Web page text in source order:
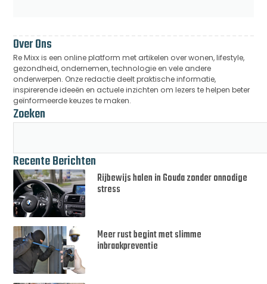
Over Ons
Re Mixx is een online platform met artikelen over wonen, lifestyle,
gezondheid, ondernemen, technologie en vele andere
onderwerpen. Onze redactie deelt praktische informatie,
inspirerende ideeën en actuele inzichten om lezers te helpen beter
geïnformeerde keuzes te maken.
Zoeken
Recente Berichten
Rijbewijs halen in Gouda zonder onnodige
stress
Meer rust begint met slimme
inbraakpreventie